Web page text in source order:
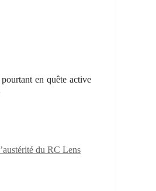
en quête active
du RC Lens